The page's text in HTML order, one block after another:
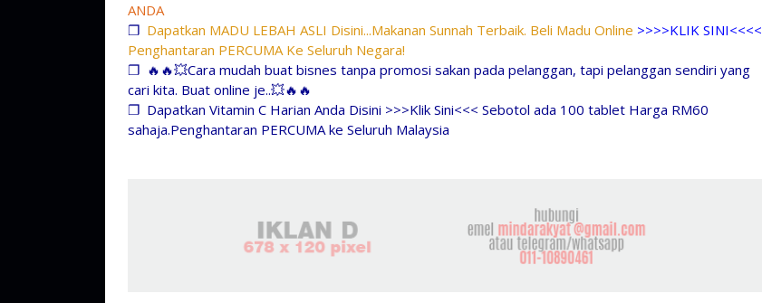
ANDA
❐ Dapatkan MADU LEBAH ASLI Disini...Makanan Sunnah Terbaik. Beli Madu Online >>>>KLIK SINI<<<<
Penghantaran PERCUMA Ke Seluruh Negara!
❐ 🔥🔥💥Cara mudah buat bisnes tanpa promosi sakan pada pelanggan, tapi pelanggan sendiri yang
cari kita. Buat online je..💥🔥🔥
❐ Dapatkan Vitamin C Harian Anda Disini >>>Klik Sini<<< Sebotol ada 100 tablet Harga RM60
sahaja.Penghantaran PERCUMA ke Seluruh Malaysia